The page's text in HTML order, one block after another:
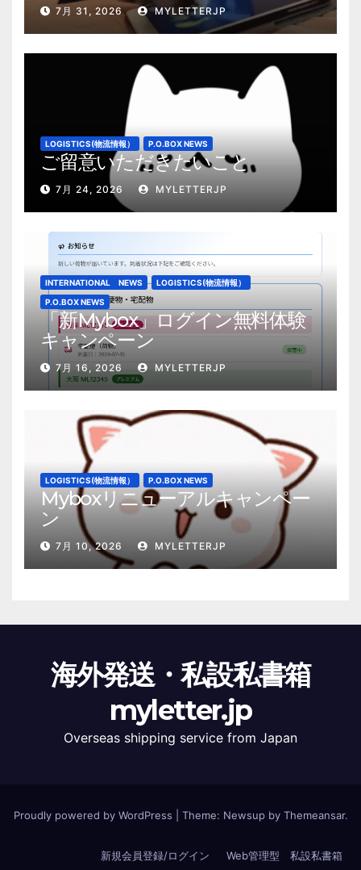
7月 31, 2026 MYLETTERJP
LOGISTICS(物流情報） P.O.BOX NEWS
ご留意いただきたいこと
7月 24, 2026 MYLETTERJP
INTERNATIONAL NEWS
LOGISTICS(物流情報）
P.O.BOX NEWS
「新Mybox」ログイン無料体験
キャンペーン
7月 16, 2026 MYLETTERJP
LOGISTICS(物流情報） P.O.BOX NEWS
Myboxリニューアルキャンペー
ン
7月 10, 2026 MYLETTERJP
海外発送・私設私書箱
myletter.jp
Overseas shipping service from Japan
Proudly powered by WordPress Theme: Newsup by Themeansar.
新規会員登録/ログイン Web管理型 私設私書箱